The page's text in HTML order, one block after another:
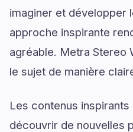
imaginer et développer
approche inspirante
agréable. Metra Stereo
le sujet de manière
Les contenus
découvrir de nouvelles